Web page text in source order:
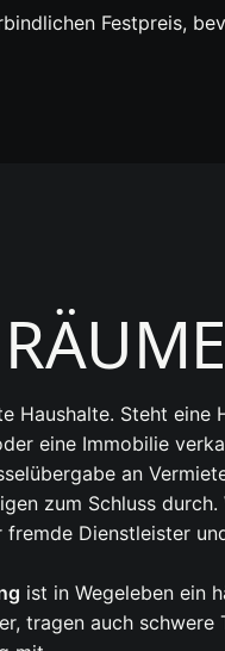
Festpreis,
Haushalte. Steht eine
eine Immobilie
an
zum Schluss durch.
Dienstleister
ist in Wegeleben ein
tragen auch schwere